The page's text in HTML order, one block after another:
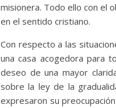
misionera. Todo ello con el
en el sentido cristiano.
Con respecto a las
una casa acogedora para
deseo de una mayor
sobre la ley de la
expresaron su